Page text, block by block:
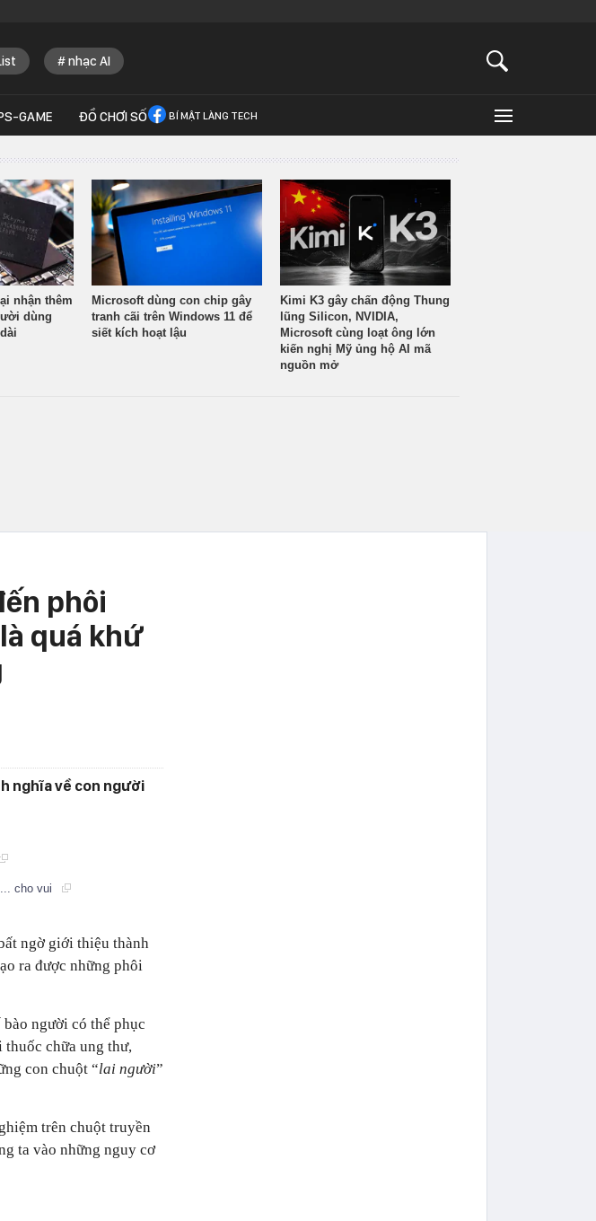
nhạc AI
GAME ĐỒ CHƠI SỐ BÍ MẬT LÀNG TECH
nhận thêm
dùng
Microsoft dùng con chip gây
tranh cãi trên Windows 11 để
siết kích hoạt lậu
Kimi K3 gây chấn động Thung
lũng Silicon, NVIDIA,
Microsoft cùng loạt ông lớn
kiến nghị Mỹ ủng hộ AI mã
nguồn mở
phôi
quá khứ
nghĩa về con người
cho vui
ngờ giới thiệu thành
ra được những phôi
người có thể phục
thuốc chữa ung thư,
con chuột “lai người”
trên chuột truyền
ta vào những nguy cơ